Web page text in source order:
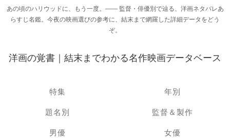
あの頃のハリウッドに、もう一度。―― 監督・俳優別で辿る、洋画ネタバレあ
らすじ名鑑。今夜の映画選びの参考に、結末まで網羅した詳細データをどう
ぞ。
洋画の覚書｜結末までわかる名作映画データベース
特集 年別
題名別 監督＆製作
男優 女優